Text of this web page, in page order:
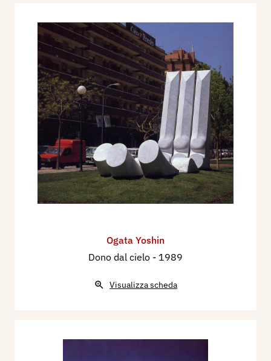
Ogata Yoshin
Dono dal cielo - 1989
Visualizza scheda